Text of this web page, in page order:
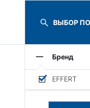
ВЫБОР
Бренд
EFFERT